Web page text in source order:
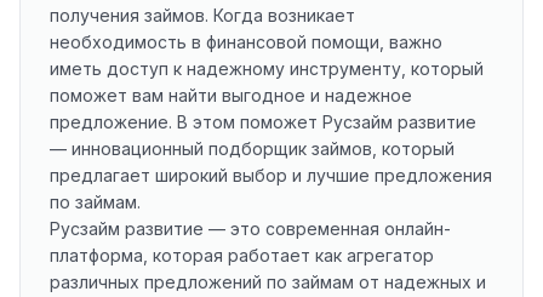
получения займов. Когда возникает
необходимость в финансовой помощи, важно
иметь доступ к надежному инструменту, который
поможет вам найти выгодное и надежное
предложение. В этом поможет Русзайм развитие
— инновационный подборщик займов, который
предлагает широкий выбор и лучшие предложения
по займам.
Русзайм развитие — это современная онлайн-
платформа, которая работает как агрегатор
различных предложений по займам от надежных и